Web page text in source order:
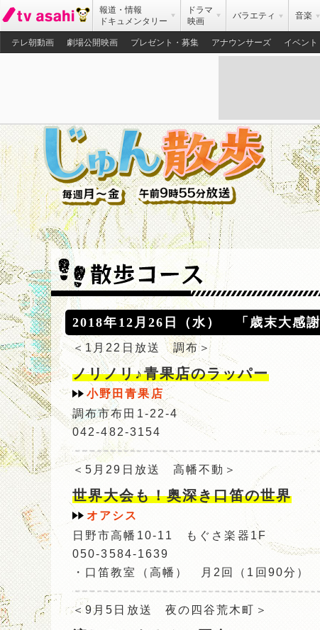
報道・情報
ドキュメンタリー
ドラマ
映画
バラエティ 音楽
テレ朝動画
劇場公開映画 プレゼント・募集 アナウンサーズ イベント
2018年12月26日（水） 「歳末大感
＜1月22日放送 調布＞
ノリノリ♪青果店のラッパー
小野田青果店
調布市布田1-22-4
042-482-3154
＜5月29日放送 高幡不動＞
世界大会も！奥深き口笛の世界
オアシス
日野市高幡10-11 もぐさ楽器1F
050-3584-1639
・口笛教室（高幡） 月2回（1回90分）
＜9月5日放送 夜の四谷荒木町＞